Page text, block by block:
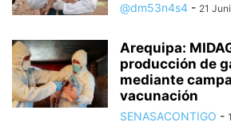
@dm53n4s4 - 21
Arequipa:
producción de
mediante
vacunación
SENASACONTIGO -